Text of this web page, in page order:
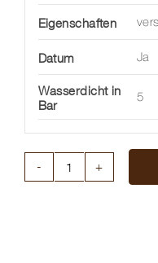
Eigenschaften
Datum Ja
Wasserdicht in
Bar
5